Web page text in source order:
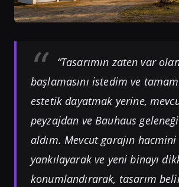
“Tasarımın zaten var
başlamasını istedim ve
estetik dayatmak yerine,
peyzajdan ve Bauhaus
aldım. Mevcut garajın hacmini
yankılayarak ve yeni binayı
konumlandırarak, tasarım